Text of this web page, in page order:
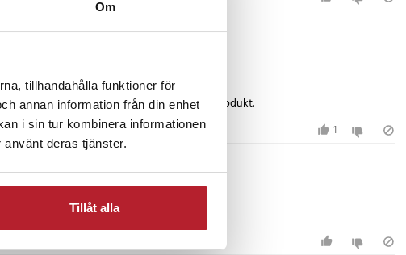
Om
tillhandahålla funktioner för
annan information från din enhet
i sin tur kombinera informationen
deras tjänster.
Tillåt alla
delen av ditt skrivbord är detta inte rätt produkt.
1